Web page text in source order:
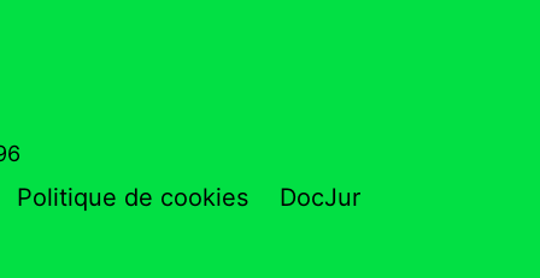
Politique de cookies DocJur